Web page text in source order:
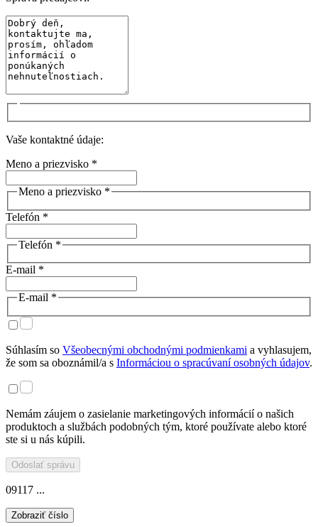
Vaše kontaktné údaje:
Meno a priezvisko *
Meno a priezvisko *
Telefón *
Telefón *
E-mail *
E-mail *
Súhlasím so Všeobecnými obchodnými podmienkami a vyhlasujem,
že som sa oboznámil/a s Informáciou o spracúvaní osobných údajov.
Nemám záujem o zasielanie marketingových informácií o našich
produktoch a službách podobných tým, ktoré používate alebo ktoré
ste si u nás kúpili.
Odoslať správu
09117 ...
Zobraziť číslo